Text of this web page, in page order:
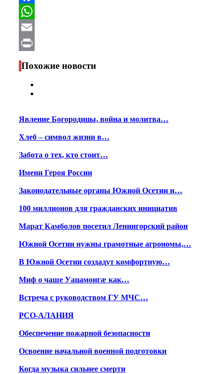
Facebook
WhatsApp
Email
Print
Похожие новости
Явление Богородицы, война и молитва…
Хлеб – символ жизни в…
Забота о тех, кто стоит…
Имени Героя России
Законодательные органы Южной Осетии и…
100 миллионов для гражданских инициатив
Марат Камболов посетил Ленингорский район
Южной Осетии нужны грамотные агрономы,…
В Южной Осетии создадут комфортную…
Миф о чаше Уацамонгæ как…
Встреча с руководством ГУ МЧС…
РСО-АЛАНИЯ
Обеспечение пожарной безопасности
Освоение начальной военной подготовки
Когда музыка сильнее смерти